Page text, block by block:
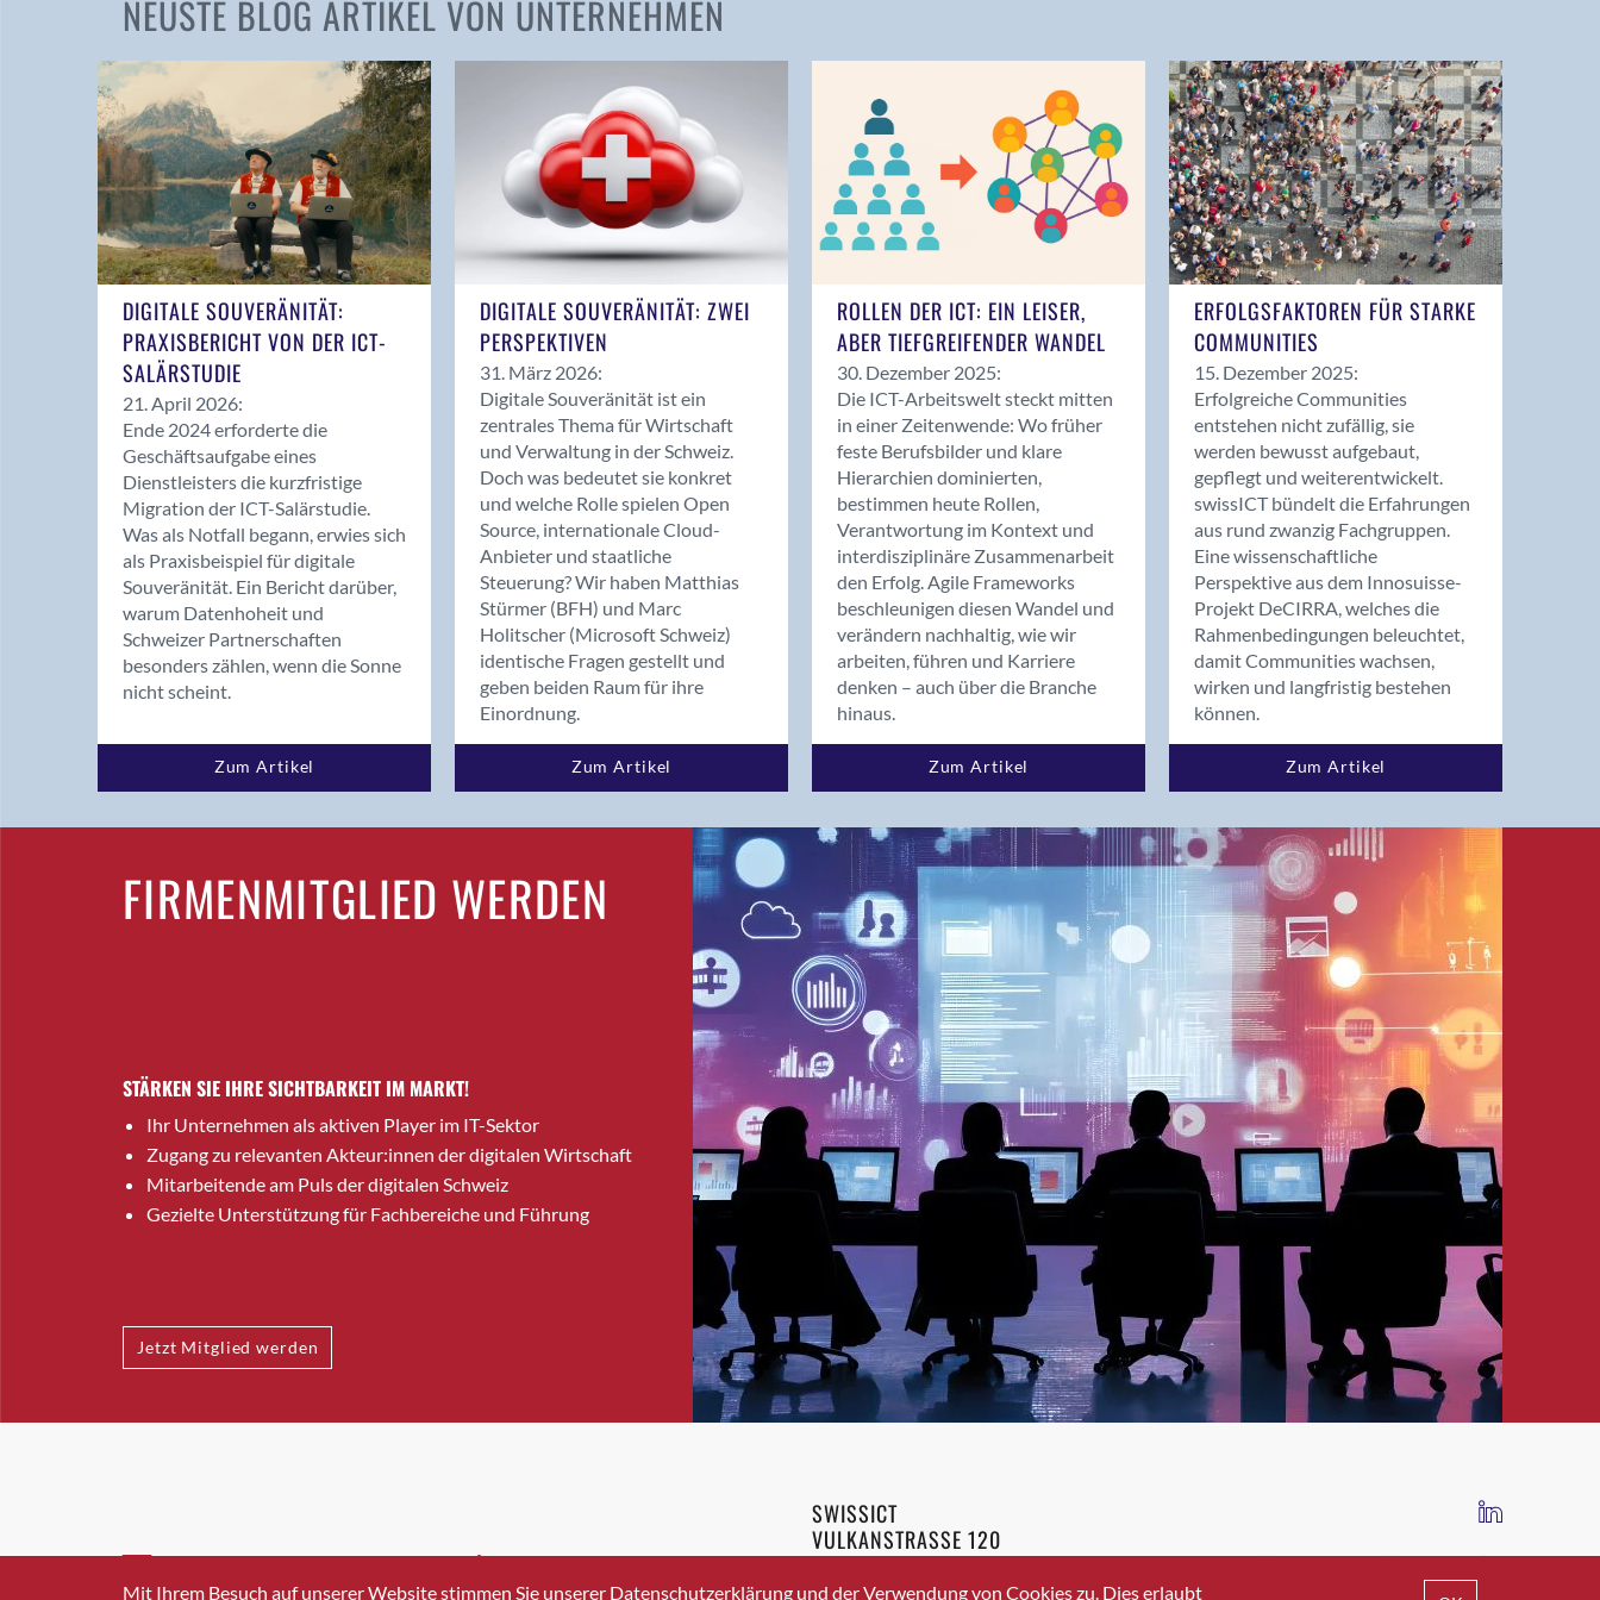
Andelfingen
Balsthal
Balzers
Bassersdorf
Benken (SG)
Bergdietikon
Bern - Liebefeld
Bolligen
Bonaduz
Bonstetten
Bottighofen
Bremgarten bei Bern
Brig-Glis
Bronschhofen
Brugg AG
Brütten
Bubendorf
Buchs (SG)
Bäretswil
Bülach
Cazis
Cham
Davos Platz
Davos Platz 1
NEUSTE BLOG ARTIKEL VON UNTERNEHMEN
DIGITALE SOUVERÄNITÄT:
PRAXISBERICHT VON DER ICT-
SALÄRSTUDIE
21. April 2026:
Ende 2024 erforderte die
Geschäftsaufgabe eines
Dienstleisters die kurzfristige
Migration der ICT-Salärstudie.
Was als Notfall begann, erwies sich
als Praxisbeispiel für digitale
Souveränität. Ein Bericht darüber,
warum Datenhoheit und
Schweizer Partnerschaften
besonders zählen, wenn die Sonne
nicht scheint.
Zum Artikel
DIGITALE SOUVERÄNITÄT: ZWEI
PERSPEKTIVEN
31. März 2026:
Digitale Souveränität ist ein
zentrales Thema für Wirtschaft
und Verwaltung in der Schweiz.
Doch was bedeutet sie konkret
und welche Rolle spielen Open
Source, internationale Cloud-
Anbieter und staatliche
Steuerung? Wir haben Matthias
Stürmer (BFH) und Marc
Holitscher (Microsoft Schweiz)
identische Fragen gestellt und
geben beiden Raum für ihre
Einordnung.
Zum Artikel
ROLLEN DER ICT: EIN LEISER,
ABER TIEFGREIFENDER WANDEL
30. Dezember 2025:
Die ICT-Arbeitswelt steckt mitten
in einer Zeitenwende: Wo früher
feste Berufsbilder und klare
Hierarchien dominierten,
bestimmen heute Rollen,
Verantwortung im Kontext und
interdisziplinäre Zusammenarbeit
den Erfolg. Agile Frameworks
beschleunigen diesen Wandel und
verändern nachhaltig, wie wir
arbeiten, führen und Karriere
denken – auch über die Branche
hinaus.
Zum Artikel
ERFOLGSFAKTOREN FÜR STARKE
COMMUNITIES
15. Dezember 2025:
Erfolgreiche Communities
entstehen nicht zufällig, sie
werden bewusst aufgebaut,
gepflegt und weiterentwickelt.
swissICT bündelt die Erfahrungen
aus rund zwanzig Fachgruppen.
Eine wissenschaftliche
Perspektive aus dem Innosuisse-
Projekt DeCIRRA, welches die
Rahmenbedingungen beleuchtet,
damit Communities wachsen,
wirken und langfristig bestehen
können.
Zum Artikel
FIRMENMITGLIED WERDEN
STÄRKEN SIE IHRE SICHTBARKEIT IM MARKT!
Ihr Unternehmen als aktiven Player im IT-Sektor
Zugang zu relevanten Akteur:innen der digitalen Wirtschaft
Mitarbeitende am Puls der digitalen Schweiz
Gezielte Unterstützung für Fachbereiche und Führung
Jetzt Mitglied werden
INFO@SWISSICT.CH +41 43 336 40 20
SWISSICT
VULKANSTRASSE 120
8048 ZURICH
IMPRESSUM DATENSCHUTZ AGB
Mit Ihrem Besuch auf unserer Website stimmen Sie unserer Datenschutzerklärung und der Verwendung von Cookies zu. Dies erlaubt